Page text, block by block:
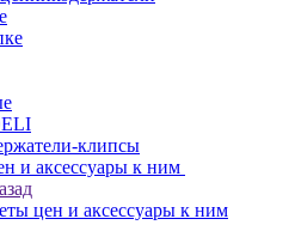
клипсы
и аксессуары к ним
цен и аксессуары к ним